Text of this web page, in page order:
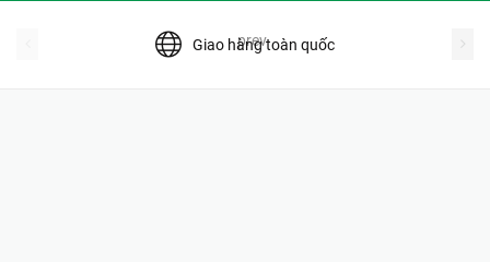
Giao hàng toàn quốc
prev